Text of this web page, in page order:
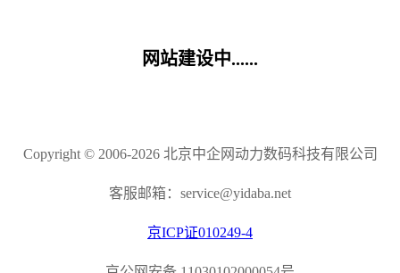
网站建设中......
Copyright © 2006-2026 北京中企网动力数码科技有限公司
客服邮箱：service@yidaba.net
京ICP证010249-4